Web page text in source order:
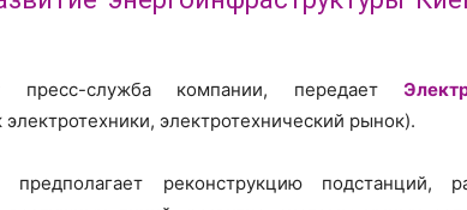
служба компании, передает
электротехнический рынок).
реконструкцию подстанций,